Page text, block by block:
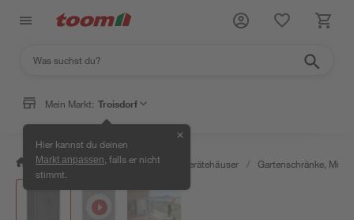
Mein Markt: Troisdorf
Hier kannst du deinen
Markt anpassen , falls er nicht
stimmt.
✕
/ Garten & Freizeit / Garten- & Gerätehäuser / Gartenschränke,